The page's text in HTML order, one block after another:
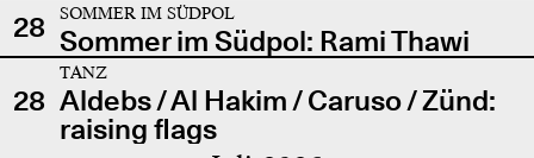
28
SOMMER IM SÜDPOL
Sommer im Südpol: Rami Thawi
28
TANZ
Aldebs / Al Hakim / Caruso / Zünd:
raising flags